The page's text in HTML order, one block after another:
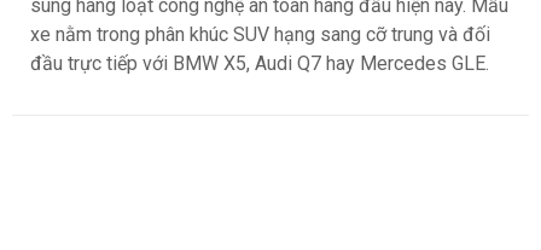
sung hàng loạt công nghệ an toàn hàng đầu hiện nay. Mẫu
xe nằm trong phân khúc SUV hạng sang cỡ trung và đối
đầu trực tiếp với BMW X5, Audi Q7 hay Mercedes GLE.